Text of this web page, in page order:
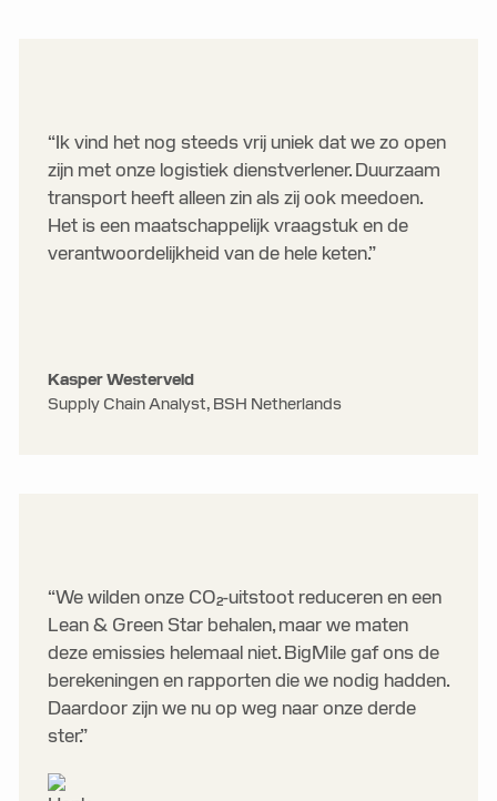
“Ik vind het nog steeds vrij uniek dat we zo open
zijn met onze logistiek dienstverlener. Duurzaam
transport heeft alleen zin als zij ook meedoen.
Het is een maatschappelijk vraagstuk en de
verantwoordelijkheid van de hele keten.”
Kasper Westerveld
Supply Chain Analyst, BSH Netherlands
“We wilden onze CO₂-uitstoot reduceren en een
Lean & Green Star behalen, maar we maten
deze emissies helemaal niet. BigMile gaf ons de
berekeningen en rapporten die we nodig hadden.
Daardoor zijn we nu op weg naar onze derde
ster.”